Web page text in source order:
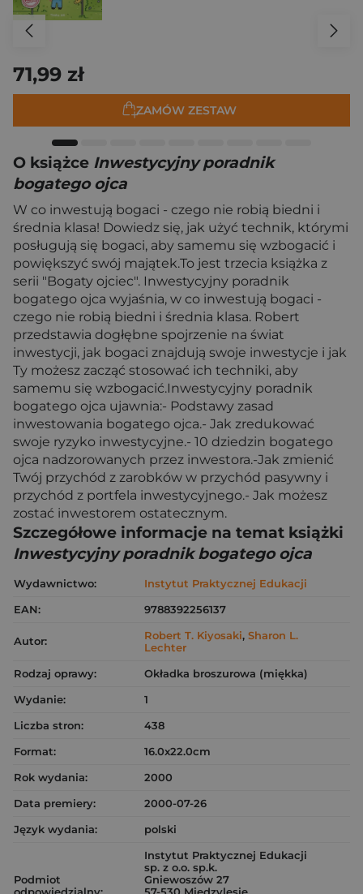
71,99 zł
ZAMÓW ZESTAW
O książce Inwestycyjny poradnik
bogatego ojca
W co inwestują bogaci - czego nie robią biedni i
średnia klasa! Dowiedz się, jak użyć technik, którymi
posługują się bogaci, aby samemu się wzbogacić i
powiększyć swój majątek.To jest trzecia książka z
serii "Bogaty ojciec". Inwestycyjny poradnik
bogatego ojca wyjaśnia, w co inwestują bogaci -
czego nie robią biedni i średnia klasa. Robert
przedstawia dogłębne spojrzenie na świat
inwestycji, jak bogaci znajdują swoje inwestycje i jak
Ty możesz zacząć stosować ich techniki, aby
samemu się wzbogacić.Inwestycyjny poradnik
bogatego ojca ujawnia:- Podstawy zasad
inwestowania bogatego ojca.- Jak zredukować
swoje ryzyko inwestycyjne.- 10 dziedzin bogatego
ojca nadzorowanych przez inwestora.-Jak zmienić
Twój przychód z zarobków w przychód pasywny i
przychód z portfela inwestycyjnego.- Jak możesz
zostać inwestorem ostatecznym.
Szczegółowe informacje na temat książki
Inwestycyjny poradnik bogatego ojca
Wydawnictwo:
Instytut Praktycznej Edukacji
EAN:
9788392256137
Autor: Robert T. Kiyosaki, Sharon L.
Lechter
Rodzaj oprawy:
Okładka broszurowa (miękka)
Wydanie:
1
Liczba stron:
438
Format:
16.0x22.0cm
Rok wydania:
2000
Data premiery:
2000-07-26
Język wydania:
polski
Podmiot
Instytut Praktycznej Edukacji
sp. z o.o. sp.k.
Gniewoszów 27